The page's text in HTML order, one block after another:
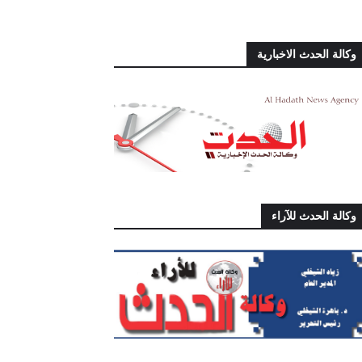
وكالة الحدث الاخبارية
وكالة الحدث للآراء